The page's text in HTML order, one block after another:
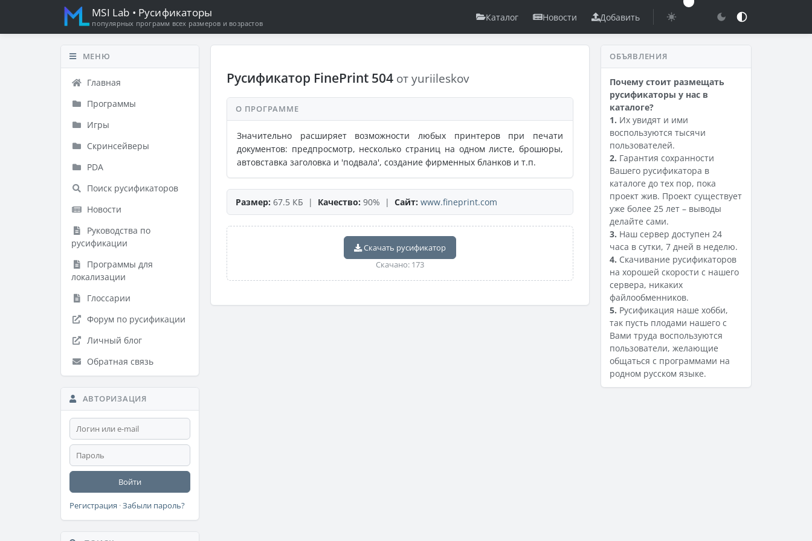
MSI Lab • Русификаторы
популярных программ всех размеров и возрастов
Каталог Новости Добавить
МЕНЮ
Главная
Программы
Игры
Скринсейверы
PDA
Поиск русификаторов
Новости
Руководства по
русификации
Программы для
локализации
Глоссарии
Форум по русификации
Личный блог
Обратная связь
АВТОРИЗАЦИЯ
Войти
Регистрация ·Забыли пароль?
Русификатор FinePrint 504 от yuriileskov
О ПРОГРАММЕ
Значительно расширяет возможности любых принтеров при печати
документов: предпросмотр, несколько страниц на одном листе, брошюры,
автовставка заголовка и 'подвала', создание фирменных бланков и т.п.
Размер: 67.5 КБ | Качество: 90% | Сайт: www.fineprint.com
Скачать русификатор
Скачано: 173
ОБЪЯВЛЕНИЯ
Почему стоит размещать
русификаторы у нас в
каталоге?
1. Их увидят и ими
воспользуются тысячи
пользователей.
2. Гарантия сохранности
Вашего русификатора в
каталоге до тех пор, пока
проект жив. Проект существует
уже более 25 лет – выводы
делайте сами.
3. Наш сервер доступен 24
часа в сутки, 7 дней в неделю.
4. Скачивание русификаторов
на хорошей скорости с нашего
сервера, никаких
файлообменников.
5. Русификация наше хобби,
так пусть плодами нашего с
Вами труда воспользуются
пользователи, желающие
общаться с программами на
родном русском языке.